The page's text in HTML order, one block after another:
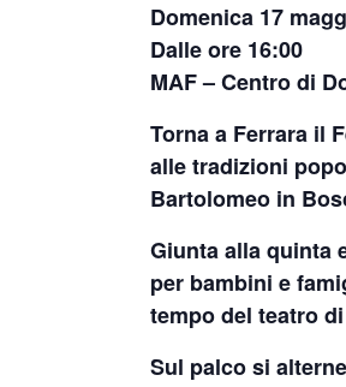
Domenica 17
Dalle ore 16:00
MAF – Centro di
Torna a Ferrara il
alle tradizioni
Bartolomeo in
Giunta alla quinta
per bambini e
tempo del teatro
Sul palco si